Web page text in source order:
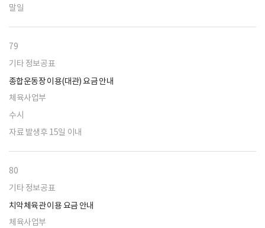
말일
79
기타 정보공표
종합운동장 이용(대관) 요금 안내
체육사업부
수시
자료 발생후 15일 이내
80
기타 정보공표
치악체육관 이용 요금 안내
체육사업부